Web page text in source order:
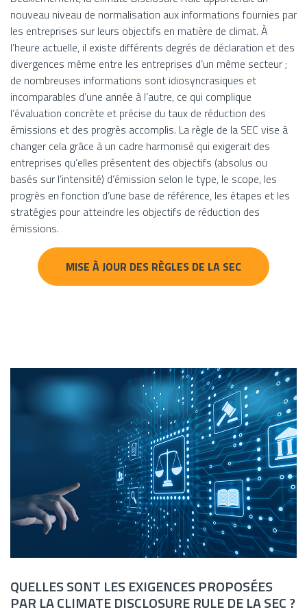
nouveau niveau de normalisation aux informations fournies par
les entreprises sur leurs objectifs en matière de climat. À
l’heure actuelle, il existe différents degrés de déclaration et des
divergences même entre les entreprises d’un même secteur ;
de nombreuses informations sont idiosyncrasiques et
incomparables d’une année à l’autre, ce qui complique
l’évaluation concrète et précise du taux de réduction des
émissions et des progrès accomplis. La règle de la SEC vise à
changer cela grâce à un cadre harmonisé qui exigerait des
entreprises qu’elles présentent des objectifs (absolus ou
basés sur l’intensité) d’émission selon le type, le scope, les
progrès en fonction d’une base de référence, les étapes et les
stratégies pour atteindre les objectifs de réduction des
émissions.
MISE À JOUR DES RÈGLES DE LA SEC
QUELLES SONT LES EXIGENCES PROPOSÉES
PAR LA CLIMATE DISCLOSURE RULE DE LA SEC ?